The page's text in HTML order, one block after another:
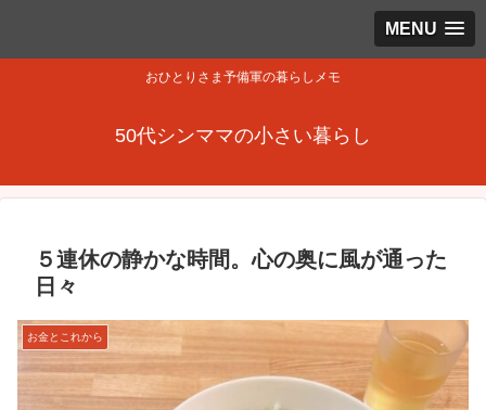
MENU
おひとりさま予備軍の暮らしメモ
50代シンママの小さい暮らし
５連休の静かな時間。心の奥に風が通った
日々
お金とこれから